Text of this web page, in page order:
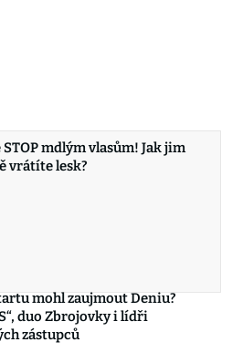
mdlým vlasům! Jak jim
vrátíte lesk?
mohl zaujmout Deniu?
duo Zbrojovky i lídři
zástupců